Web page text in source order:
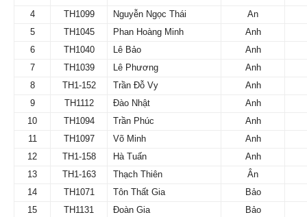
4
TH1099 Nguyễn Ngọc Thái
An
5
TH1045 Phan Hoàng Minh
Anh
6
TH1040 Lê Bảo
Anh
7
TH1039 Lê Phương
Anh
8
TH1-152 Trần Đỗ Vy
Anh
9
TH1112 Đào Nhật
Anh
10
TH1094 Trần Phúc
Anh
11
TH1097 Võ Minh
Anh
12
TH1-158 Hà Tuấn
Anh
13
TH1-163 Thạch Thiên
Ân
14
TH1071 Tôn Thất Gia
Bảo
15
TH1131 Đoàn Gia
Bảo